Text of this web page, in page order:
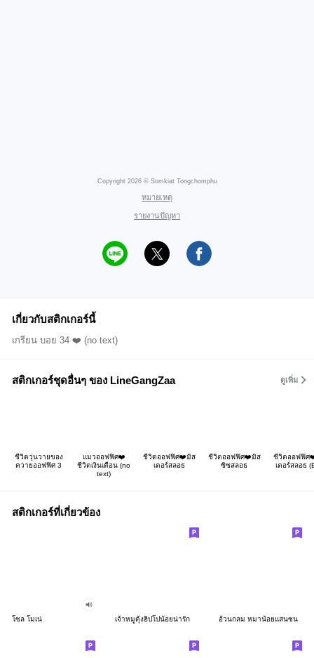
Copyright 2026 © Somkiat Tongchomphu
หมายเหตุ
รายงานปัญหา
เกี่ยวกับสติกเกอร์นี้
เกรียน บอย 34 ❤️ (no text)
สติกเกอร์ชุดอื่นๆ ของ LineGangZaa ดูเพิ่ม
ชีวิตวุ่นวายของ
ควายออฟฟิศ 3
แมวออฟฟิศ❤️
ชีวิตเงินเดือน (no
text)
ชีวิตออฟฟิศ❤️มิส
เตอร์สลอธ
ชีวิตออฟฟิศ❤️มิส
ซิซสลอธ
ชีวิตออฟฟิศ
เตอร์สลอธ
สติกเกอร์ที่เกี่ยวข้อง
โซล โมเน่ เจ้าหมูดุ้งฮิปโปน้อยน่ารัก อ้วนกลม หมาน้อยแสนซน